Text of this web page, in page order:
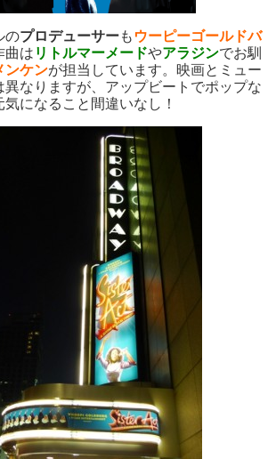
のプロデューサーも ウーピーゴールドバ
曲は リトルマーメードやアラジンでお馴
ンケンが担当しています。映画とミュー
異なりますが、アップビートでポップな
になること間違いなし！